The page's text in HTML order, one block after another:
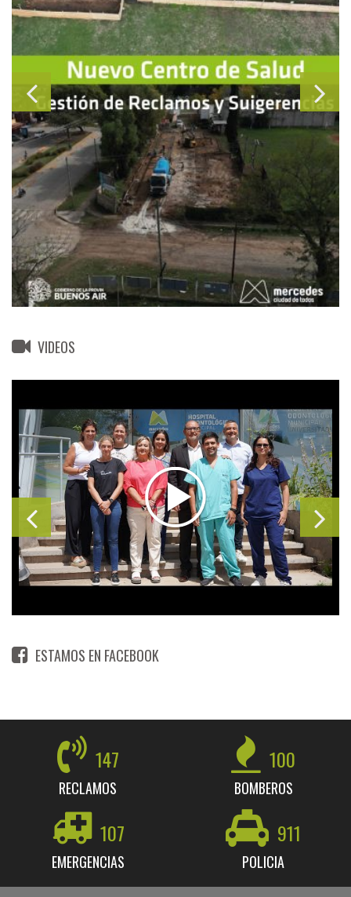
VIDEOS
ESTAMOS EN FACEBOOK
147
RECLAMOS
100
BOMBEROS
107
EMERGENCIAS
911
POLICIA